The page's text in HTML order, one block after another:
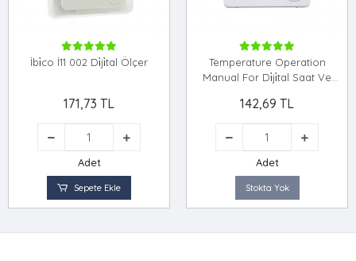
İbi̇co İ11 002 Di̇ji̇tal Ölçer
171,73 TL
Adet
Sepete Ekle
Temperature Operation
Manual For Di̇ji̇tal Saat Ve
142,69 TL
Adet
Stokta Yok